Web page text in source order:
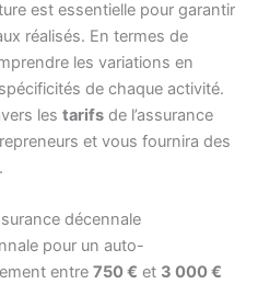
est essentielle pour garantir
réalisés. En termes de
les variations en
de chaque activité.
les tarifs de l’assurance
et vous fournira des
décennale
pour un auto-
entre 750 € et 3 000 €